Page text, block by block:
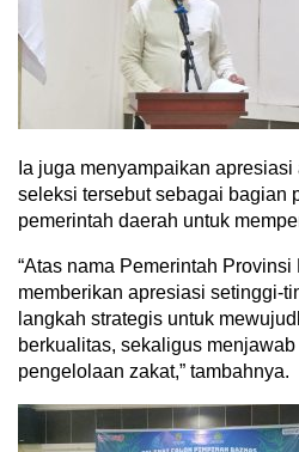
Ia juga menyampaikan
seleksi tersebut sebagai bagian
pemerintah daerah untuk
“Atas nama Pemerintah
memberikan apresiasi setinggi-
langkah strategis untuk
berkualitas, sekaligus
pengelolaan zakat,” tambahnya.